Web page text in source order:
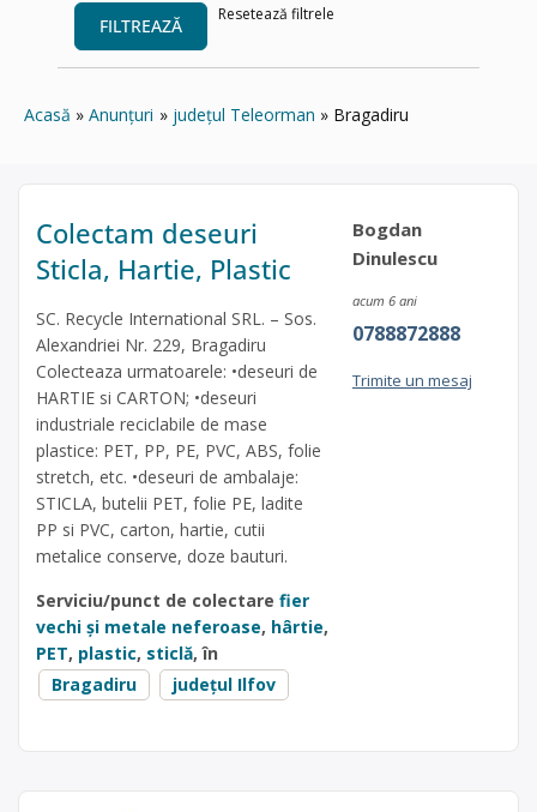
FILTREAZĂ
Resetează filtrele
Acasă Anunțuri județul Teleorman Bragadiru
Colectam deseuri
Sticla, Hartie, Plastic
SC. Recycle International SRL. – Sos.
Alexandriei Nr. 229, Bragadiru
Colecteaza urmatoarele: •deseuri de
HARTIE si CARTON; •deseuri
industriale reciclabile de mase
plastice: PET, PP, PE, PVC, ABS, folie
stretch, etc. •deseuri de ambalaje:
STICLA, butelii PET, folie PE, ladite
PP si PVC, carton, hartie, cutii
metalice conserve, doze bauturi.
Serviciu/punct de colectare fier
vechi și metale neferoase, hârtie,
PET, plastic, sticlă, în
Bragadiru
județul Ilfov
Bogdan
Dinulescu
acum 6 ani
0788872888
Trimite un mesaj